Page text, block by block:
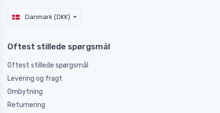
Danmark (DKK)
Oftest stillede spørgsmål
Oftest stillede spørgsmål
Levering og fragt
Ombytning
Returnering